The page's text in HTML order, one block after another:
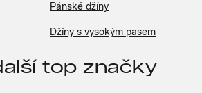
Pánské džíny
Džíny s vysokým pasem
top značky